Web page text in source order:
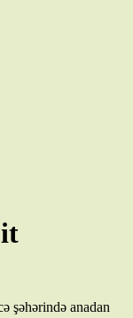
şəhərində anadan